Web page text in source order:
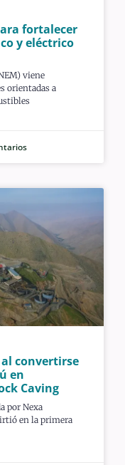
fortalecer
y eléctrico
viene
orientadas a
convertirse
en
Caving
por Nexa
en la primera